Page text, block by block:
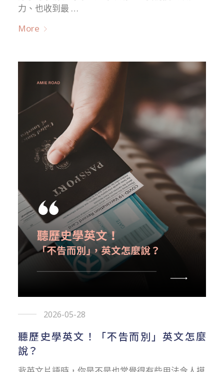
力、也收到最 …
More
2026-05-28
聽歷史學英文！「不告而別」英文怎麼
說？